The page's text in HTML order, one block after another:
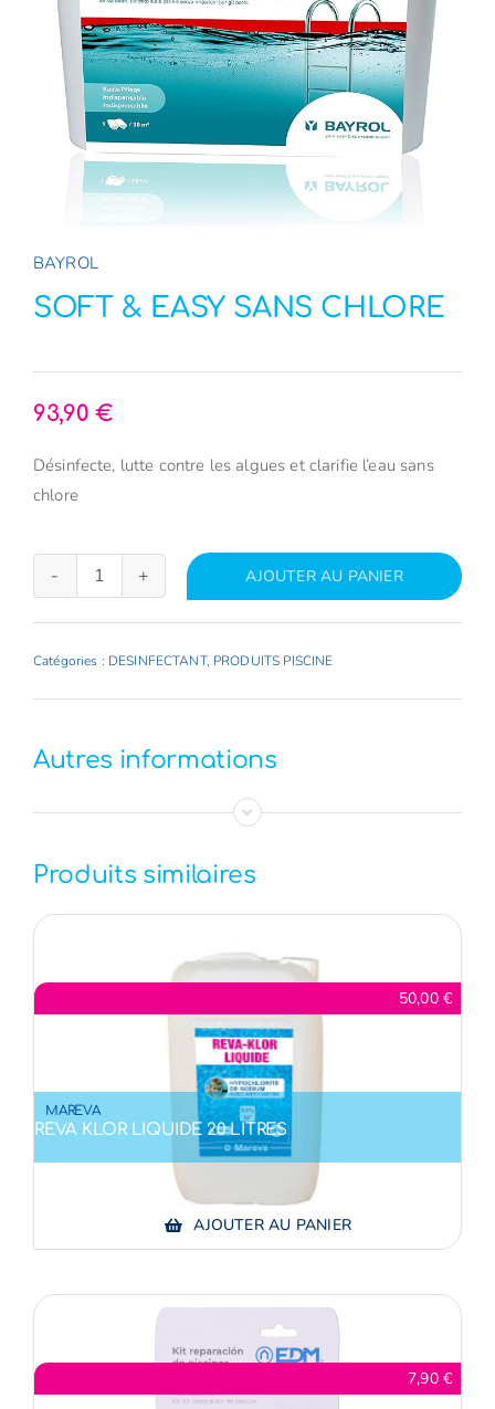
E-Boutique NOUVEAU
A propos
BAYROL
SOFT & EASY SANS CHLORE
93,90€
Désinfecte, lutte contre les algues et clarifie l’eau sans
chlore
quantité
de
SOFT
SANS
AJOUTER AU PANIER
Catégories : DESINFECTANT, PRODUITS PISCINE
Autres informations
Produits similaires
50,00 €
MAREVA
REVA KLOR LIQUIDE 20 LITRES
AJOUTER AU PANIER
7,90 €